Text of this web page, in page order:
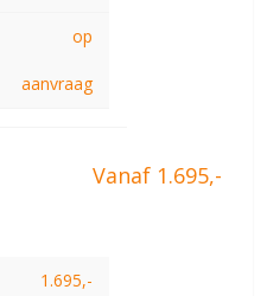
op
aanvraag
Vanaf 1.695,-
1.695,-